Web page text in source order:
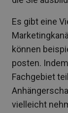
Es gibt eine
können
posten.
Fachgebiet
vielleicht